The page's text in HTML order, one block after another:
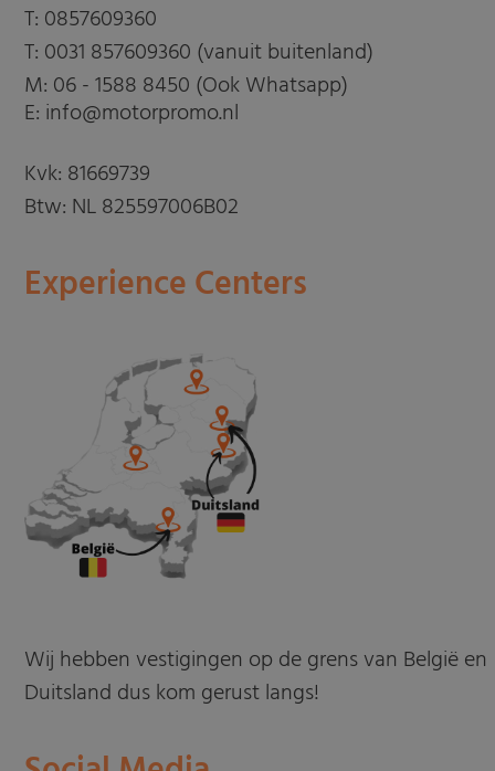
T: 0857609360
T: 0031 857609360 (vanuit buitenland)
M: 06 - 1588 8450 (Ook Whatsapp)
E: info@motorpromo.nl
Kvk: 81669739
Btw: NL 825597006B02
Experience Centers
Wij hebben vestigingen op de grens van België en
Duitsland dus kom gerust langs!